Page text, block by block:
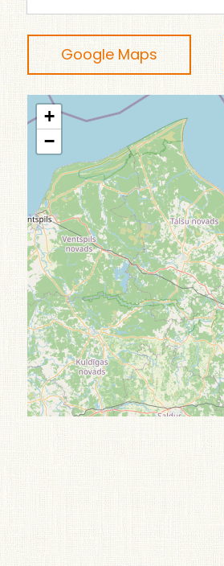
Google Maps
+
−